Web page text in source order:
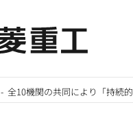
-全10機関の共同により「持続